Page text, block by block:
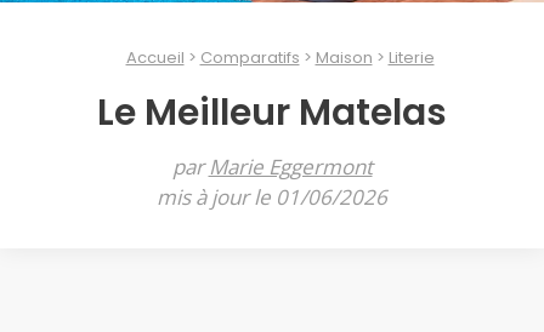
Accueil Comparatifs Maison Literie
Le Meilleur Matelas
parMarie Eggermont
mis à jour le 01/06/2026